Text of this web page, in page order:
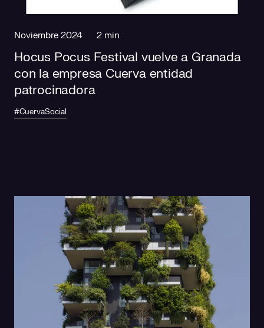
Noviembre 2024 2 min
Hocus Pocus Festival vuelve a Granada
con la empresa Cuerva entidad
patrocinadora
#CuervaSocial